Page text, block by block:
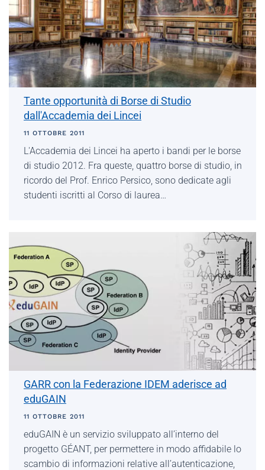
Tante opportunità di Borse di Studio
dall'Accademia dei Lincei
11 OTTOBRE 2011
L'Accademia dei Lincei ha aperto i bandi per le borse
di studio 2012. Fra queste, quattro borse di studio, in
ricordo del Prof. Enrico Persico, sono dedicate agli
studenti iscritti al Corso di laurea…
GARR con la Federazione IDEM aderisce ad
eduGAIN
11 OTTOBRE 2011
eduGAIN è un servizio sviluppato all’interno del
progetto GÉANT, per permettere in modo affidabile lo
scambio di informazioni relative all’autenticazione,